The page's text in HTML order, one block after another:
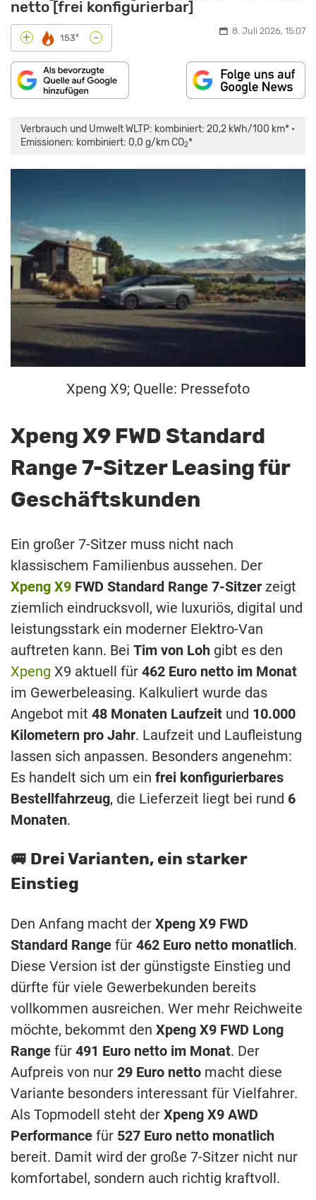
netto [frei konfigurierbar]
+ 153° - 8. Juli 2026, 15:07
Verbrauch und Umwelt WLTP: kombiniert: 20,2 kWh/100 km* •
Emissionen: kombiniert: 0,0 g/km CO2*
Xpeng X9; Quelle: Pressefoto
Xpeng X9 FWD Standard
Range 7-Sitzer Leasing für
Geschäftskunden
Ein großer 7-Sitzer muss nicht nach
klassischem Familienbus aussehen. Der
Xpeng X9 FWD Standard Range 7-Sitzer zeigt
ziemlich eindrucksvoll, wie luxuriös, digital und
leistungsstark ein moderner Elektro-Van
auftreten kann. Bei Tim von Loh gibt es den
Xpeng X9 aktuell für 462 Euro netto im Monat
im Gewerbeleasing. Kalkuliert wurde das
Angebot mit 48 Monaten Laufzeit und 10.000
Kilometern pro Jahr. Laufzeit und Laufleistung
lassen sich anpassen. Besonders angenehm:
Es handelt sich um ein frei konfigurierbares
Bestellfahrzeug, die Lieferzeit liegt bei rund 6
Monaten.
🚐 Drei Varianten, ein starker
Einstieg
Den Anfang macht der Xpeng X9 FWD
Standard Range für 462 Euro netto monatlich.
Diese Version ist der günstigste Einstieg und
dürfte für viele Gewerbekunden bereits
vollkommen ausreichen. Wer mehr Reichweite
möchte, bekommt den Xpeng X9 FWD Long
Range für 491 Euro netto im Monat. Der
Aufpreis von nur 29 Euro netto macht diese
Variante besonders interessant für Vielfahrer.
Als Topmodell steht der Xpeng X9 AWD
Performance für 527 Euro netto monatlich
bereit. Damit wird der große 7-Sitzer nicht nur
komfortabel, sondern auch richtig kraftvoll.
LANGSTRECKENTEST:
SCHACHMATT
FÜR
DEUTSCHLAND?“